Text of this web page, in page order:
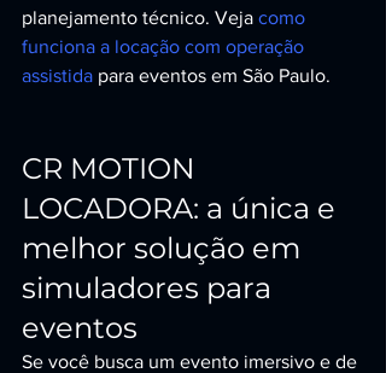
planejamento técnico. Veja como
funciona a locação com operação
assistida para eventos em São Paulo.
CR MOTION
LOCADORA: a única e
melhor solução em
simuladores para
eventos
Se você busca um evento imersivo e de